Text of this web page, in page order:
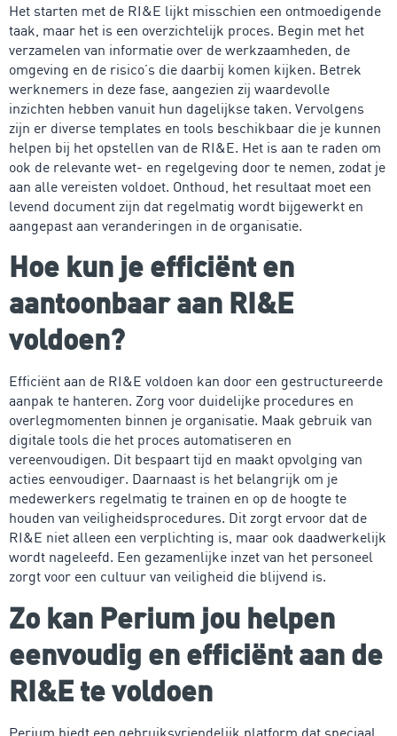
Het starten met de RI&E lijkt misschien een ontmoedigende
taak, maar het is een overzichtelijk proces. Begin met het
verzamelen van informatie over de werkzaamheden, de
omgeving en de risico’s die daarbij komen kijken. Betrek
werknemers in deze fase, aangezien zij waardevolle
inzichten hebben vanuit hun dagelijkse taken. Vervolgens
zijn er diverse templates en tools beschikbaar die je kunnen
helpen bij het opstellen van de RI&E. Het is aan te raden om
ook de relevante wet- en regelgeving door te nemen, zodat je
aan alle vereisten voldoet. Onthoud, het resultaat moet een
levend document zijn dat regelmatig wordt bijgewerkt en
aangepast aan veranderingen in de organisatie.
Hoe kun je efficiënt en
aantoonbaar aan RI&E
voldoen?
Efficiënt aan de RI&E voldoen kan door een gestructureerde
aanpak te hanteren. Zorg voor duidelijke procedures en
overlegmomenten binnen je organisatie. Maak gebruik van
digitale tools die het proces automatiseren en
vereenvoudigen. Dit bespaart tijd en maakt opvolging van
acties eenvoudiger. Daarnaast is het belangrijk om je
medewerkers regelmatig te trainen en op de hoogte te
houden van veiligheidsprocedures. Dit zorgt ervoor dat de
RI&E niet alleen een verplichting is, maar ook daadwerkelijk
wordt nageleefd. Een gezamenlijke inzet van het personeel
zorgt voor een cultuur van veiligheid die blijvend is.
Zo kan Perium jou helpen
eenvoudig en efficiënt aan de
RI&E te voldoen
Perium biedt een gebruiksvriendelijk platform dat speciaal